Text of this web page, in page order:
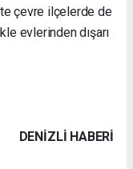
çevre ilçelerde de
evlerinden dışarı
DENIZLI HABERİ